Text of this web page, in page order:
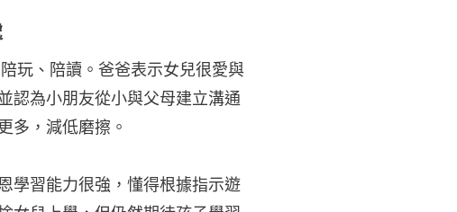
玩、陪讀。爸爸表示女兒很愛與
認為小朋友從小與父母建立溝通
多，減低磨擦。
學習能力很強，懂得根據指示遊